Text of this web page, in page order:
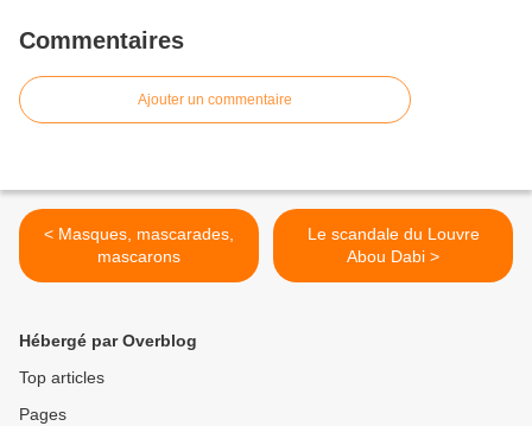
Commentaires
Ajouter un commentaire
< Masques, mascarades,
mascarons
Le scandale du Louvre
Abou Dabi >
Hébergé par Overblog
Top articles
Pages